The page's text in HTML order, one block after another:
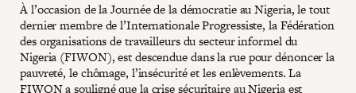
À l’occasion de la Journée de la démocratie au Nigeria, le tout
dernier membre de l’Internationale Progressiste, la Fédération
des organisations de travailleurs du secteur informel du
Nigeria (FIWON), est descendue dans la rue pour dénoncer la
pauvreté, le chômage, l’insécurité et les enlèvements. La
FIWON a souligné que la crise sécuritaire au Nigeria est